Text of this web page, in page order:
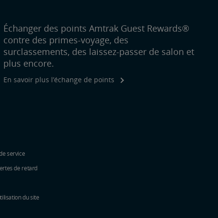
Échanger des points Amtrak Guest Rewards®
contre des primes-voyage, des
surclassements, des laissez-passer de salon et
plus encore.
En savoir plus l’échange de points
service
de retard
du site